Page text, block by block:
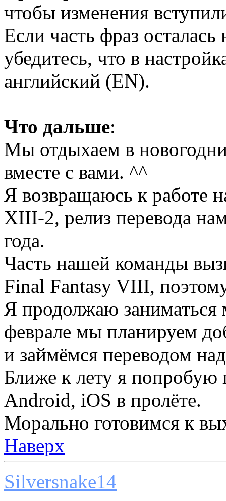
чтобы изменения
Если часть фраз
убедитесь, что в
английский (EN).
Что дальше:
Мы отдыхаем в
вместе с вами. ^^
Я возвращаюсь к работе
XIII-2, релиз перевода
года.
Часть нашей команды
Final Fantasy VIII,
Я продолжаю
феврале мы планируем
и займёмся переводом
Ближе к лету я попробую
Android, iOS в пролёте.
Морально готовимся к
Наверх
Silversnake14